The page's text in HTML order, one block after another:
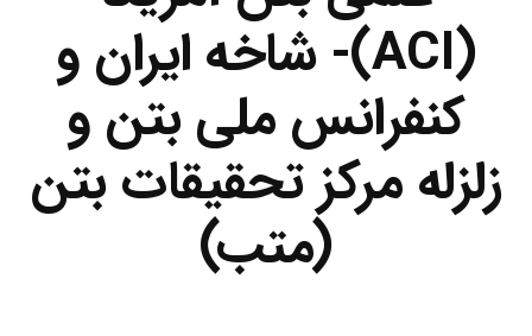
(ACI)- شاخه ایران و
کنفرانس ملی بتن و
زلزله مرکز تحقیقات بتن
(متب)